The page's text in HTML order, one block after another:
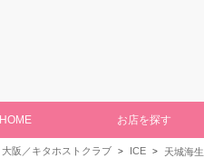
HOME お店を探す
大阪／キタホストクラブ ICE 天城海生